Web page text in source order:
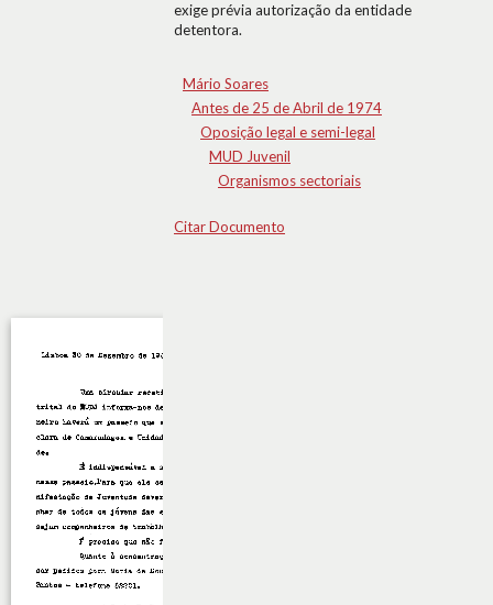
exige prévia autorização da entidade
detentora.
Mário Soares
Antes de 25 de Abril de 1974
Oposição legal e semi-legal
MUD Juvenil
Organismos sectoriais
Citar Documento